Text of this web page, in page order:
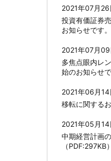
2021年07月26
投資有価証券
お知らせです
2021年07月09
多焦点眼内レ
始のお知らせ
2021年06月14
移転に関する
2021年05月14
中期経営計画
（PDF:297KB）